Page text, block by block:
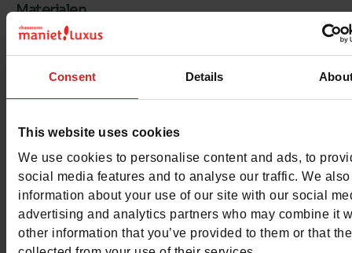
Consent Details
This website uses cookies
We use cookies to personalise content and ads, to
social media features and to analyse our traffic. We
information about your use of our site with our social
advertising and analytics partners who may combine it
other information that you’ve provided to them or that
Materialen
Materiaal
Voering TEXTIEL
Zool GEGOMD
Kenmerken
Color MARINE